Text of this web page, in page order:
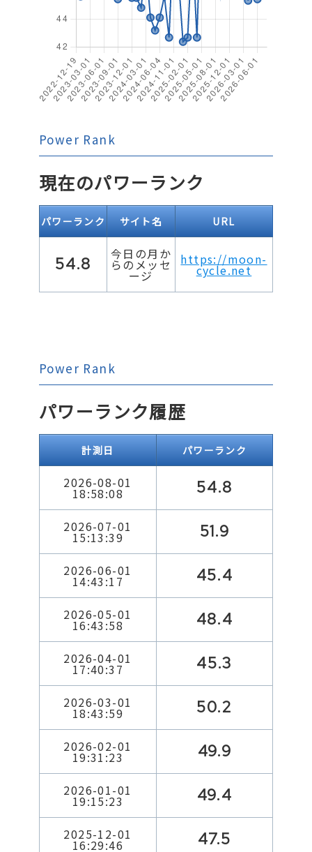
Power Rank
現在のパワーランク
パワーランク サイト名 URL
54.8
今日の月か
らのメッセ
ージ
https://moon-
cycle.net
Power Rank
パワーランク履歴
計測日 パワーランク
2026-08-01
18:58:08 54.8
2026-07-01
15:13:39 51.9
2026-06-01
14:43:17 45.4
2026-05-01
16:43:58 48.4
2026-04-01
17:40:37 45.3
2026-03-01
18:43:59 50.2
2026-02-01
19:31:23 49.9
2026-01-01
19:15:23 49.4
2025-12-01
16:29:46 47.5